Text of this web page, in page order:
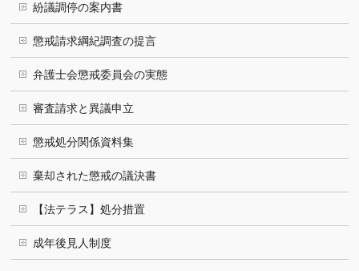
紛議調停の案内書
懲戒請求綱紀調査の提言
弁護士会懲戒委員会の実態
審査請求と異議申立
懲戒処分関係資料集
棄却された懲戒の議決書
【法テラス】処分措置
成年後見人制度